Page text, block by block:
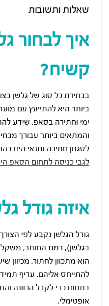
שאלות ותשובות
איך לבחור
קשיח?
בבחירת כל סוג של גלשן
ביותר היא להתייעץ עם
ימי וחתירה בסאפ. שידע
והמתאים ביותר עבורך
לסגנון חתירה ותנאי הים
לגבי כניסה לתחום הסאפ
איזה גודל
גודל הגלשן נקבע לפי
בגלשן), רמת החותר, משקל
הוא מתכוון לחתור. מכיוון
להתייחס אליהם. עדיף
בתחום כדי לקבל הכוונה
אופטימלי.